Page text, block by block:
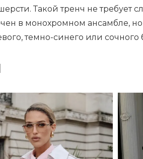
Такой тренч не требует
в монохромном ансамбле,
темно-синего или сочного